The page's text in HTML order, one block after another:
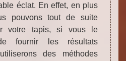
éclat. En effet, en plus
pouvons tout de suite
votre tapis, si vous le
fournir les résultats
des méthodes